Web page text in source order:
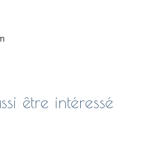
être intéressé